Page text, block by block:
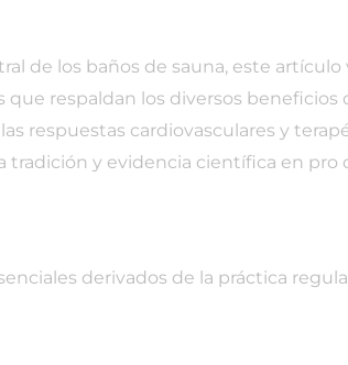
de los baños de sauna, este
respaldan los diversos
respuestas cardiovasculares y
tradición y evidencia científica en pro
derivados de la práctica